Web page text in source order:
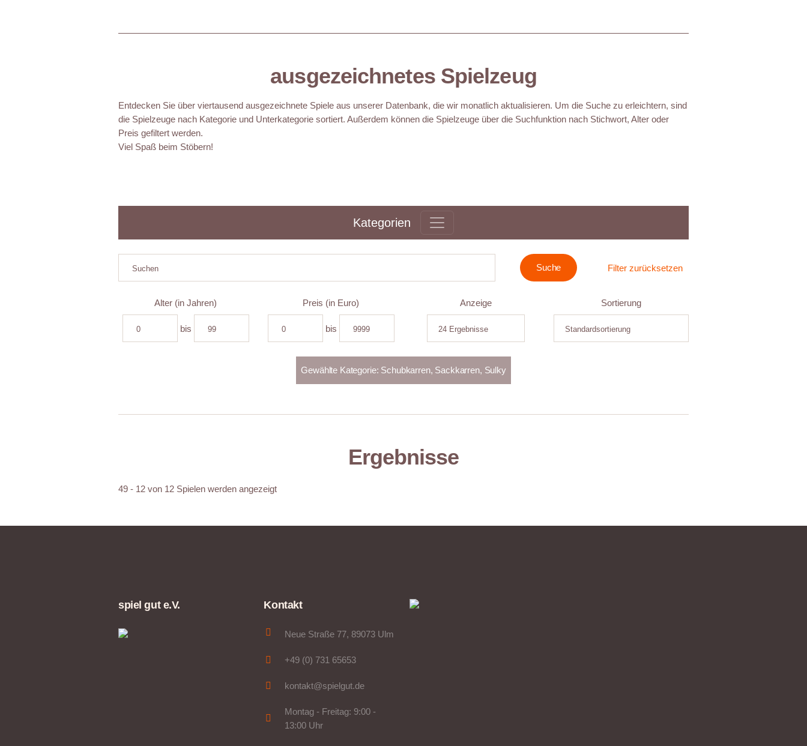
ausgezeichnetes Spielzeug
Entdecken Sie über viertausend ausgezeichnete Spiele aus unserer Datenbank, die wir monatlich aktualisieren. Um die Suche zu erleichtern, sind
die Spielzeuge nach Kategorie und Unterkategorie sortiert. Außerdem können die Spielzeuge über die Suchfunktion nach Stichwort, Alter oder
Preis gefiltert werden.
Viel Spaß beim Stöbern!
Kategorien
Filter zurücksetzen
Alter (in Jahren)
bis
Preis (in Euro)
bis
Anzeige Sortierung
Ergebnisse
49 - 12 von 12 Spielen werden angezeigt
spiel gut e.V. Kontakt
Neue Straße 77, 89073 Ulm
+49 (0) 731 65653
kontakt@spielgut.de
Montag - Freitag: 9:00 -
13:00 Uhr